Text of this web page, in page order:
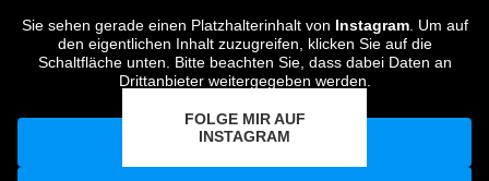
FOLGE MIR AUF
INSTAGRAM
Sie sehen gerade einen Platzhalterinhalt von Instagram. Um auf
den eigentlichen Inhalt zuzugreifen, klicken Sie auf die
Schaltfläche unten. Bitte beachten Sie, dass dabei Daten an
Drittanbieter weitergegeben werden.
Inhalt entsperren